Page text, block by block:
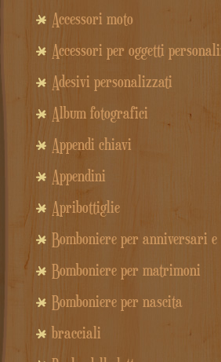
Accessori moto
Accessori per oggetti
Adesivi personalizzati
Album fotografici
Appendi chiavi
Appendini
Apribottiglie
Bomboniere per anniversari
Bomboniere per matrimoni
Bomboniere per nascita
bracciali